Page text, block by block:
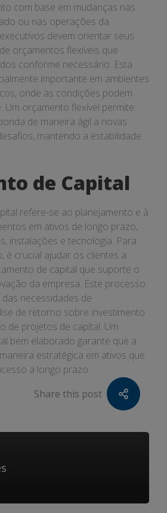
com base em mudanças nas
ou nas operações da
devem orientar seus
orçamentos flexíveis que
conforme necessário. Esta
importante em ambientes
onde as condições podem
Um orçamento flexível permite
de maneira ágil a novas
mantendo a estabilidade
de Capital
refere-se ao planejamento e à
em ativos de longo prazo,
instalações e tecnologia. Para
é crucial ajudar os clientes a
de capital que suporte o
da empresa. Este processo
necessidades de
de retorno sobre investimento
de projetos de capital. Um
bem elaborado garante que a
estratégica em ativos que
a longo prazo.
Share this post